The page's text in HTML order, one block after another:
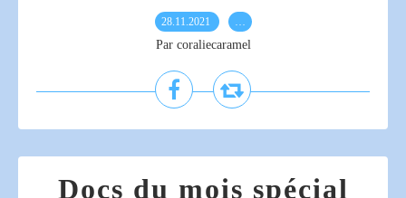
28.11.2021 …
Par coraliecaramel
Docs du mois spécial